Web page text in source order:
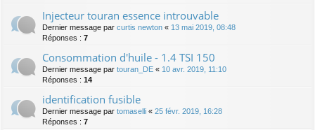
Injecteur touran essence introuvable
Dernier message par curtis newton « 13 mai 2019, 08:48
Réponses : 7
Consommation d'huile - 1.4 TSI 150
Dernier message par touran_DE « 10 avr. 2019, 11:10
Réponses : 14
identification fusible
Dernier message par tomaselli « 25 févr. 2019, 16:28
Réponses : 7